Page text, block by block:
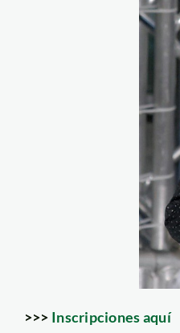
>>> Inscripciones aquí